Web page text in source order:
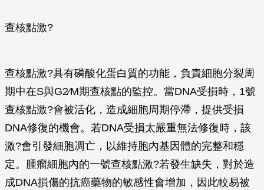
查核點激?
查核點激?具有磷酸化蛋白質的功能，負責細胞分裂周
期中在S與G2∕M期查核點的監控。當DNA受損時，1號
查核點激?會被活化，造成細胞周期停滯，提供受損
DNA修復的機會。若DNA受損太嚴重無法修復時，該
激?會引發細胞凋亡，以維持胞內基因體的完整和穩
定。腫瘤細胞內的一號查核點激?若發生缺失，對於造
成DNA損傷的抗癌藥物的敏感性會增加，因此較易被